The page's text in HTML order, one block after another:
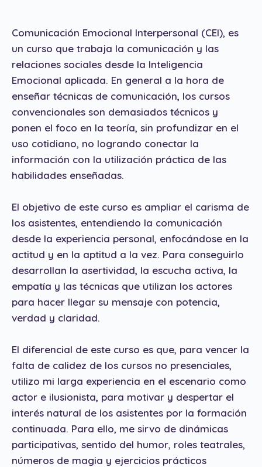
Comunicación Emocional Interpersonal (CEI), es
un curso que trabaja la comunicación y las
relaciones sociales desde la Inteligencia
Emocional aplicada. En general a la hora de
enseñar técnicas de comunicación, los cursos
convencionales son demasiados técnicos y
ponen el foco en la teoría, sin profundizar en el
uso cotidiano, no logrando conectar la
información con la utilización práctica de las
habilidades enseñadas.
El objetivo de este curso es ampliar el carisma de
los asistentes, entendiendo la comunicación
desde la experiencia personal, enfocándose en la
actitud y en la aptitud a la vez. Para conseguirlo
desarrollan la asertividad, la escucha activa, la
empatía y las técnicas que utilizan los actores
para hacer llegar su mensaje con potencia,
verdad y claridad.
El diferencial de este curso es que, para vencer la
falta de calidez de los cursos no presenciales,
utilizo mi larga experiencia en el escenario como
actor e ilusionista, para motivar y despertar el
interés natural de los asistentes por la formación
continuada. Para ello, me sirvo de dinámicas
participativas, sentido del humor, roles teatrales,
números de magia y ejercicios prácticos